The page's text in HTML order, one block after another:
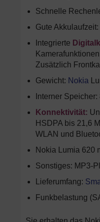
Schnelle
Gute Akkulaufzeit:
Integrierte
Zusätzlich
Gewicht: Nokia
Interner
Konnektivität:
HSDPA bis 21,6
WLAN und
Nokia Lumia 620
Sonstiges: MP3-
Lieferumfang:
Funkbelastung